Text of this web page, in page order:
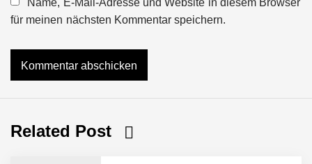
Name, E-Mail-Adresse und Website in diesem Browser
für meinen nächsten Kommentar speichern.
Related Post